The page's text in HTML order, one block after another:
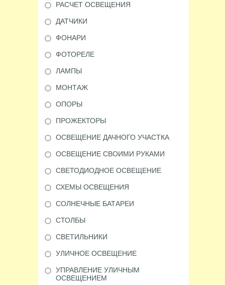
РАСЧЕТ ОСВЕЩЕНИЯ
ДАТЧИКИ
ФОНАРИ
ФОТОРЕЛЕ
ЛАМПЫ
МОНТАЖ
ОПОРЫ
ПРОЖЕКТОРЫ
ОСВЕЩЕНИЕ ДАЧНОГО УЧАСТКА
ОСВЕЩЕНИЕ СВОИМИ РУКАМИ
СВЕТОДИОДНОЕ ОСВЕЩЕНИЕ
СХЕМЫ ОСВЕЩЕНИЯ
СОЛНЕЧНЫЕ БАТАРЕИ
СТОЛБЫ
СВЕТИЛЬНИКИ
УЛИЧНОЕ ОСВЕЩЕНИЕ
УПРАВЛЕНИЕ УЛИЧНЫМ
ОСВЕЩЕНИЕМ